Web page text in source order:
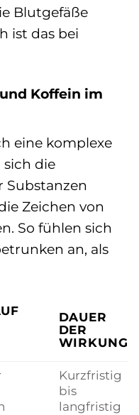
Blutgefäße
ist das bei
Koffein im
eine komplexe
sich die
Substanzen
Zeichen von
So fühlen sich
an, als
DAUER
DER
WIRKUNG
Kurzfristig
bis
langfristig